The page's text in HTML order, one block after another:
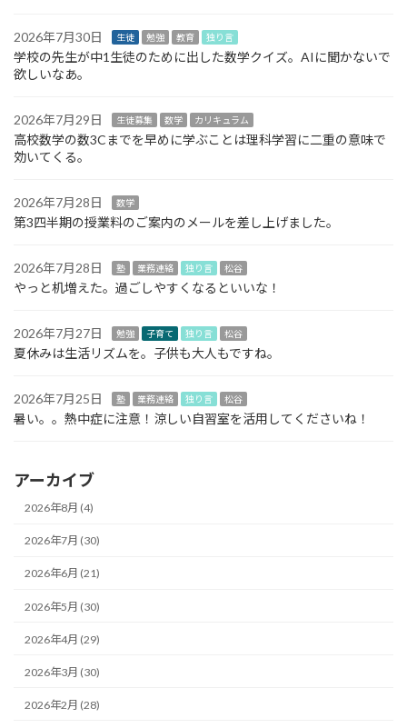
2026年7月30日 生徒 勉強 教育 独り言
学校の先生が中1生徒のために出した数学クイズ。AIに聞かないで
欲しいなあ。
2026年7月29日 生徒募集 数学 カリキュラム
高校数学の数3Cまでを早めに学ぶことは理科学習に二重の意味で
効いてくる。
2026年7月28日 数学
第3四半期の授業料のご案内のメールを差し上げました。
2026年7月28日 塾 業務連絡 独り言 松谷
やっと机増えた。過ごしやすくなるといいな！
2026年7月27日 勉強 子育て 独り言 松谷
夏休みは生活リズムを。子供も大人もですね。
2026年7月25日 塾 業務連絡 独り言 松谷
暑い。。熱中症に注意！涼しい自習室を活用してくださいね！
アーカイブ
2026年8月 (4)
2026年7月 (30)
2026年6月 (21)
2026年5月 (30)
2026年4月 (29)
2026年3月 (30)
2026年2月 (28)